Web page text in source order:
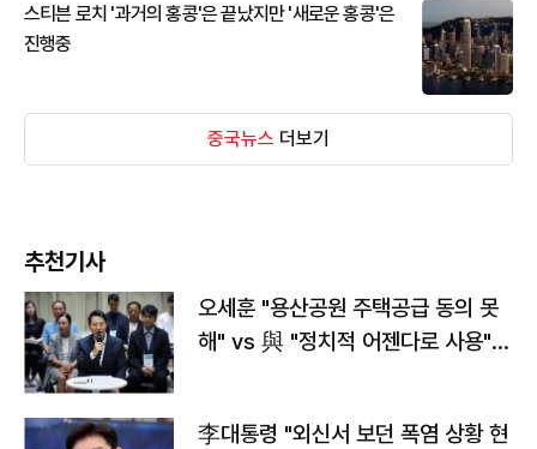
스티븐 로치 '과거의 홍콩'은 끝났지만 '새로운 홍콩'은
진행중
중국뉴스 더보기
추천기사
오세훈 "용산공원 주택공급 동의 못
해" vs 與 "정치적 어젠다로 사용"
李대통령 "외신서 보던 폭염 상황 현